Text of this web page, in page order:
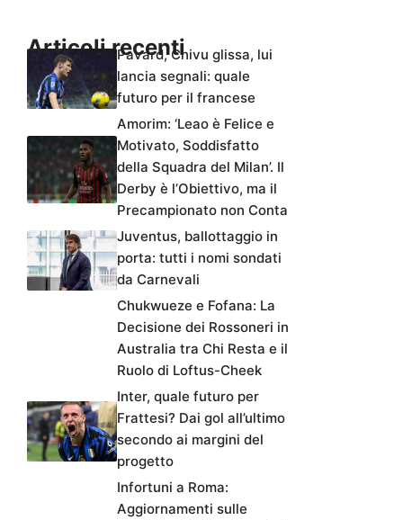
Articoli recentiPavard, Chivu glissa, lui
lancia segnali: quale
futuro per il francese
Amorim: ‘Leao è Felice e
Motivato, Soddisfatto
della Squadra del Milan’. Il
Derby è l’Obiettivo, ma il
Precampionato non Conta
Juventus, ballottaggio in
porta: tutti i nomi sondati
da Carnevali
Chukwueze e Fofana: La
Decisione dei Rossoneri in
Australia tra Chi Resta e il
Ruolo di Loftus-Cheek
Inter, quale futuro per
Frattesi? Dai gol all’ultimo
secondo ai margini del
progetto
Infortuni a Roma:
Aggiornamenti sulle